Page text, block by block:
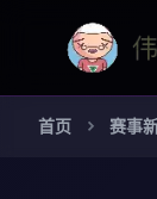
首页 赛事